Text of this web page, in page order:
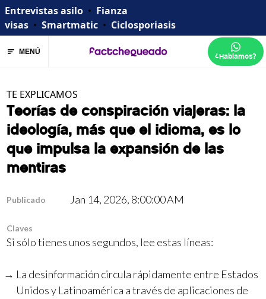
Entrevistas asilo • Fianza
visas • Smartmatic • Ciclosporiasis
MENÚ ¿Hablamos?
TE EXPLICAMOS
Teorías de conspiración viajeras: la
ideología, más que el idioma, es lo
que impulsa la expansión de las
mentiras
Publicado Jan 14, 2026, 8:00:00 AM
Claves
Si sólo tienes unos segundos, lee estas líneas:
La desinformación circula rápidamente entre Estados
Unidos y Latinoamérica a través de aplicaciones de